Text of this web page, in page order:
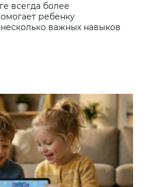
всегда более
ребенку
несколько важных навыков